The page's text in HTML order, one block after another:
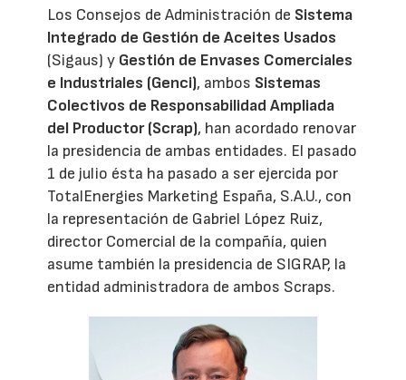
Los Consejos de Administración de Sistema
Integrado de Gestión de Aceites Usados
(Sigaus) y Gestión de Envases Comerciales
e Industriales (Genci), ambos Sistemas
Colectivos de Responsabilidad Ampliada
del Productor (Scrap), han acordado renovar
la presidencia de ambas entidades. El pasado
1 de julio ésta ha pasado a ser ejercida por
TotalEnergies Marketing España, S.A.U., con
la representación de Gabriel López Ruiz,
director Comercial de la compañía, quien
asume también la presidencia de SIGRAP, la
entidad administradora de ambos Scraps.